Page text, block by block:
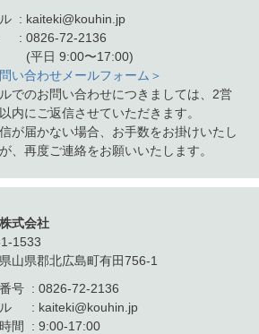
kaiteki@kouhin.jp
0826-72-2136
(平日 9:00〜17:00)
い合わせメールフォーム＞
でのお問い合わせにつきましては、2営
内にご返信させていただきます。
が届かない場合、お手数をお掛けいたし
、再度ご連絡をお願いいたします。
式会社
1533
山県郡北広島町有田756-1
号
0826-72-2136
kaiteki@kouhin.jp
間
9:00-17:00